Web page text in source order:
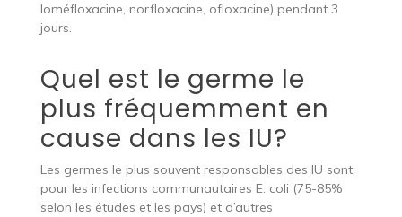
loméfloxacine, norfloxacine, ofloxacine) pendant 3
jours.
Quel est le germe le
plus fréquemment en
cause dans les IU?
Les germes le plus souvent responsables des IU sont,
pour les infections communautaires E. coli (75-85%
selon les études et les pays) et d’autres